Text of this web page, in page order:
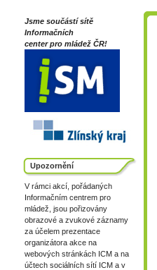
Jsme součástí sítě
Informačních
center pro mládež ČR!
Upozornění
V rámci akcí, pořádaných
Informačním centrem pro
mládež, jsou pořizovány
obrazové a zvukové záznamy
za účelem prezentace
organizátora akce na
webových stránkách ICM a na
účtech sociálních sítí ICM a v